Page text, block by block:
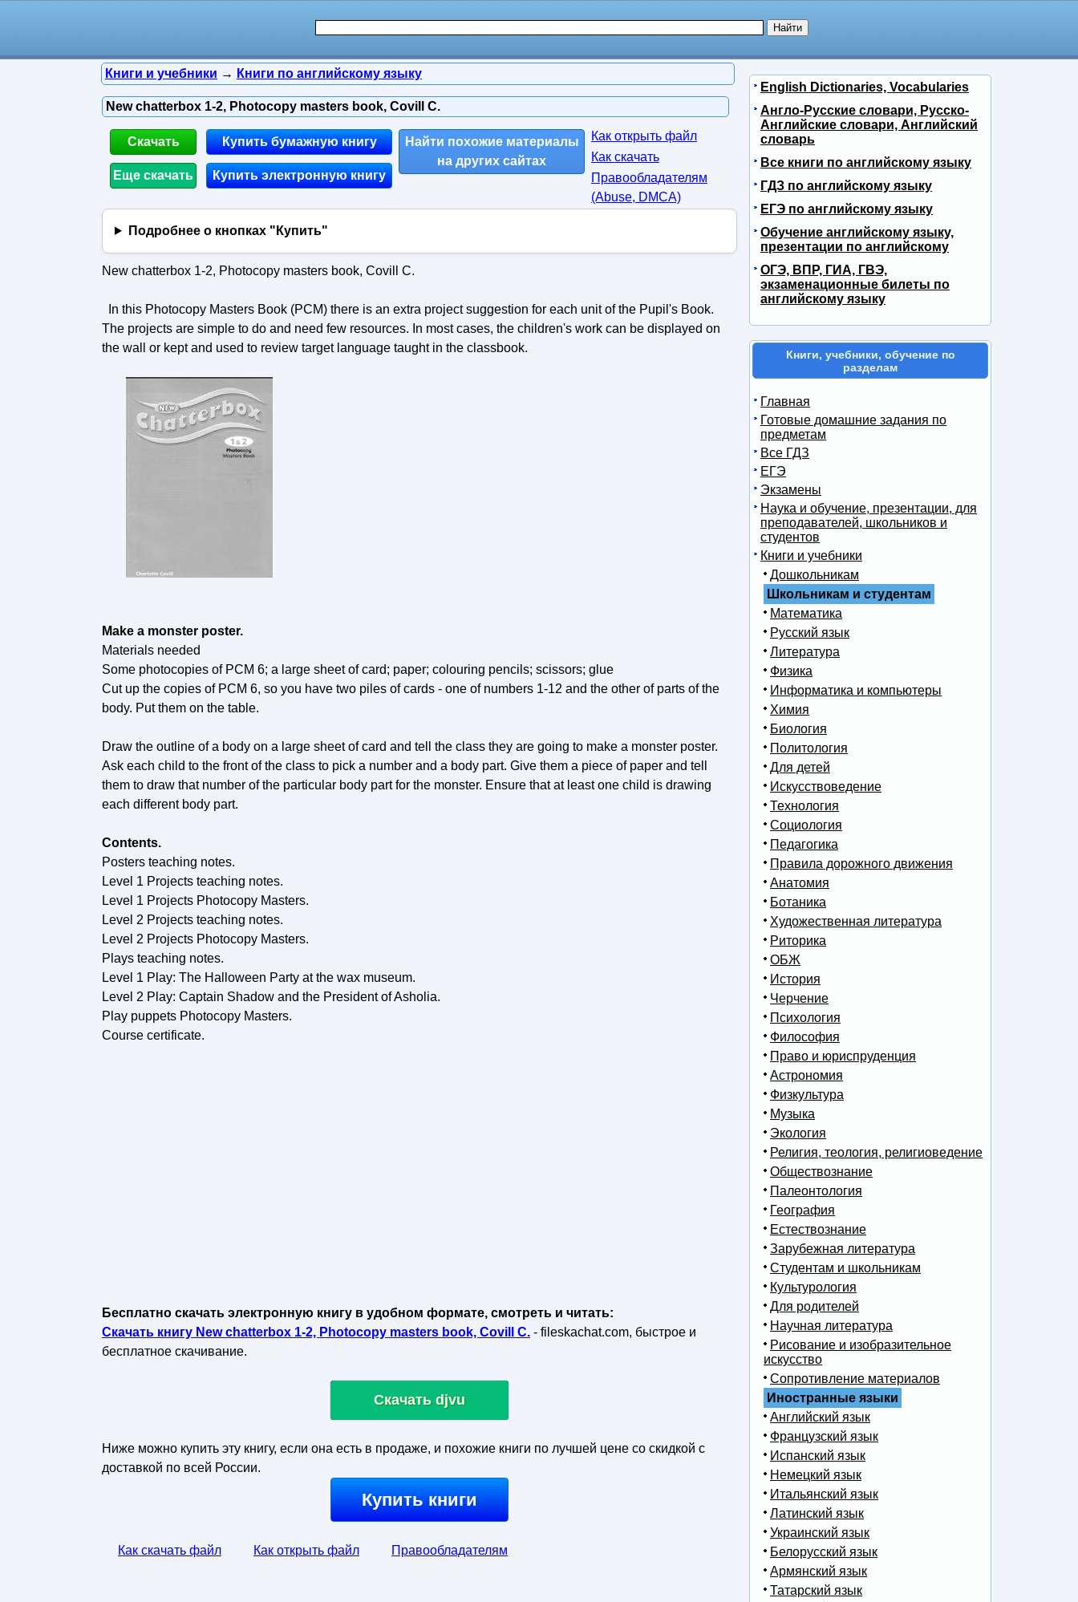
Книги и учебники → Книги по английскому языку
New chatterbox 1-2, Photocopy masters book, Covill C.
Скачать
Еще скачать
Купить бумажную книгу
Купить электронную книгу
Найти похожие материалы
на других сайтах
Как открыть файл
Как скачать
Правообладателям
(Abuse, DMСA)
Подробнее о кнопках "Купить"
New chatterbox 1-2, Photocopy masters book, Covill C.
In this Photocopy Masters Book (PCM) there is an extra project suggestion for each unit of the Pupil's Book.
The projects are simple to do and need few resources. In most cases, the children's work can be displayed on
the wall or kept and used to review target language taught in the classbook.
Make a monster poster.
Materials needed
Some photocopies of PCM 6; a large sheet of card; paper; colouring pencils; scissors; glue
Cut up the copies of PCM 6, so you have two piles of cards - one of numbers 1-12 and the other of parts of the
body. Put them on the table.
Draw the outline of a body on a large sheet of card and tell the class they are going to make a monster poster.
Ask each child to the front of the class to pick a number and a body part. Give them a piece of paper and tell
them to draw that number of the particular body part for the monster. Ensure that at least one child is drawing
each different body part.
Contents.
Posters teaching notes.
Level 1 Projects teaching notes.
Level 1 Projects Photocopy Masters.
Level 2 Projects teaching notes.
Level 2 Projects Photocopy Masters.
Plays teaching notes.
Level 1 Play: The Halloween Party at the wax museum.
Level 2 Play: Captain Shadow and the President of Asholia.
Play puppets Photocopy Masters.
Course certificate.
Бесплатно скачать электронную книгу в удобном формате, смотреть и читать:
Скачать книгу New chatterbox 1-2, Photocopy masters book, Covill C. - fileskachat.com, быстрое и
бесплатное скачивание.
Скачать djvu
Ниже можно купить эту книгу, если она есть в продаже, и похожие книги по лучшей цене со скидкой с
доставкой по всей России.
Купить книги
Как скачать файл Как открыть файл Правообладателям
English Dictionaries, Vocabularies
Англо-Русские словари, Русско-
Английские словари, Английский
словарь
Все книги по английскому языку
ГДЗ по английскому языку
ЕГЭ по английскому языку
Обучение английскому языку,
презентации по английскому
ОГЭ, ВПР, ГИА, ГВЭ,
экзаменационные билеты по
английскому языку
Книги, учебники, обучение по
разделам
Главная
Готовые домашние задания по
предметам
Все ГДЗ
ЕГЭ
Экзамены
Наука и обучение, презентации, для
преподавателей, школьников и
студентов
Книги и учебники
Дошкольникам
Школьникам и студентам
Математика
Русский язык
Литература
Физика
Информатика и компьютеры
Химия
Биология
Политология
Для детей
Искусствоведение
Технология
Социология
Педагогика
Правила дорожного движения
Анатомия
Ботаника
Художественная литература
Риторика
ОБЖ
История
Черчение
Психология
Философия
Право и юриспруденция
Астрономия
Физкультура
Музыка
Экология
Религия, теология, религиоведение
Обществознание
Палеонтология
География
Естествознание
Зарубежная литература
Студентам и школьникам
Культурология
Для родителей
Научная литература
Рисование и изобразительное
искусство
Сопротивление материалов
Иностранные языки
Английский язык
Французский язык
Испанский язык
Немецкий язык
Итальянский язык
Латинский язык
Украинский язык
Белорусский язык
Армянский язык
Татарский язык